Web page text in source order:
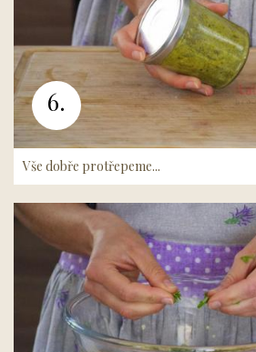
6.
Vše dobře protřepeme...